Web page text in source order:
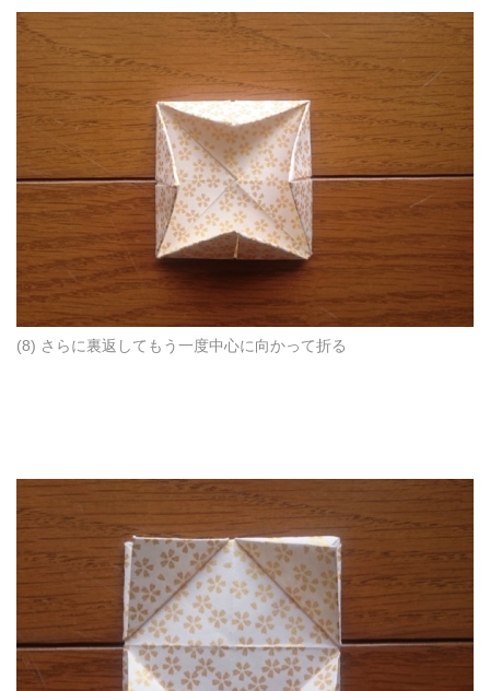
(8) さらに裏返してもう一度中心に向かって折る